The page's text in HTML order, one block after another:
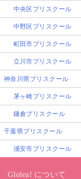
ト教室での1週
とは？
参加した子どもた
中央区プリスクール
中野区プリスクール
町田市プリスクール
立川市プリスクール
神奈川県プリスクール
茅ヶ崎プリスクール
鎌倉プリスクール
千葉県プリスクール
浦安市プリスクール
Glolea! について